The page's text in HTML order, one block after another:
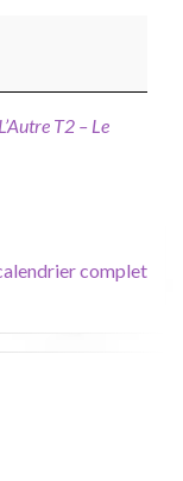
L’Autre T2 – Le
complet